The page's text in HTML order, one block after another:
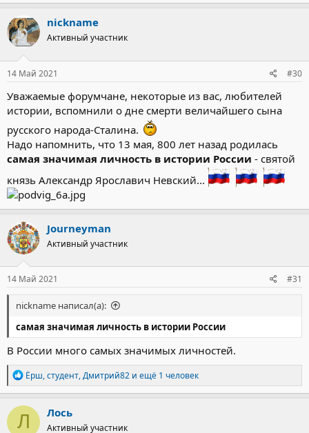
nickname
Активный участник
14 Май 2021 #30
Уважаемые форумчане, некоторые из вас, любителей
истории, вспомнили о дне смерти величайшего сына
русского народа-Сталина.
Надо напомнить, что 13 мая, 800 лет назад родилась
самая значимая личность в истории России - святой
князь Александр Ярославич Невский...
Journeyman
Активный участник
14 Май 2021 #31
nickname написал(а):
самая значимая личность в истории России
В России много самых значимых личностей.
Р
е
а
к
ц
и
Ёрш,студент,Дмитрий82 и ещё 1 человек
Л Лось
Активный участник